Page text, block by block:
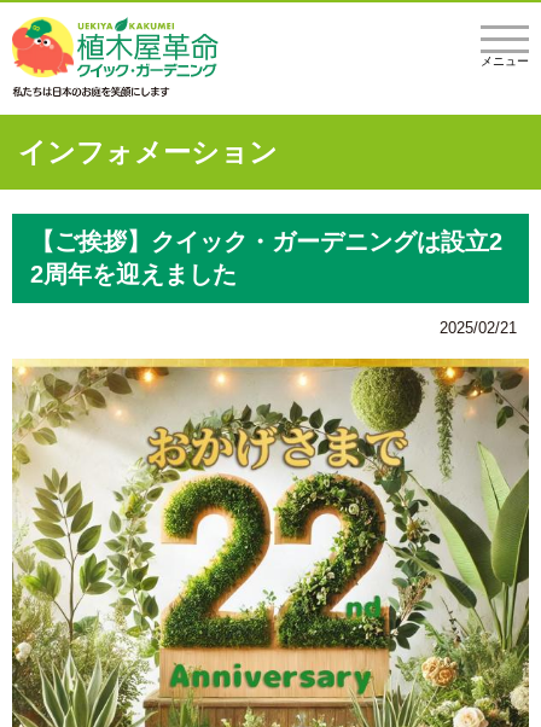
メニュー
インフォメーション
【ご挨拶】クイック・ガーデニングは設立2
2周年を迎えました
2025/02/21